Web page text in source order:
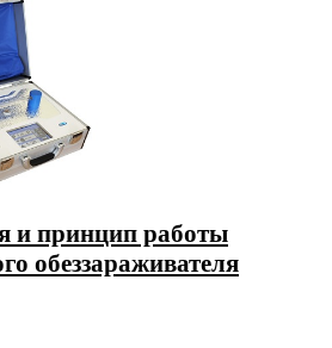
и принцип работы
обеззараживателя